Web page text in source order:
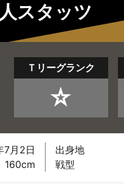
スタッツ
Ｔリーグランク
☆
7月2日
160cm
出身地
戦型